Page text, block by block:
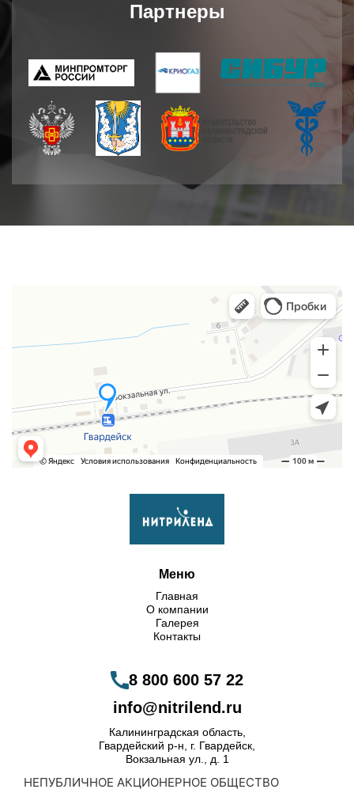
Партнеры
Меню
Главная
О компании
Галерея
Контакты
8 800 600 57 22
info@nitrilend.ru
Калининградская область,
Гвардейский р-н, г. Гвардейск,
Вокзальная ул., д. 1
НЕПУБЛИЧНОЕ АКЦИОНЕРНОЕ ОБЩЕСТВО